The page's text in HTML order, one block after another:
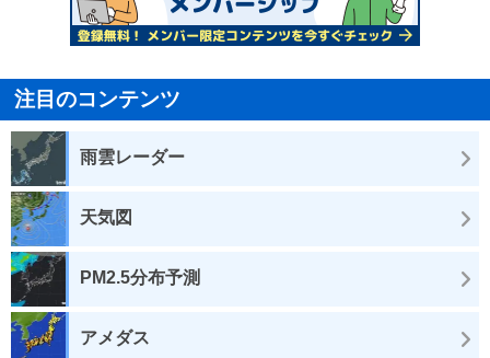
注目のコンテンツ
雨雲レーダー
天気図
PM2.5分布予測
アメダス